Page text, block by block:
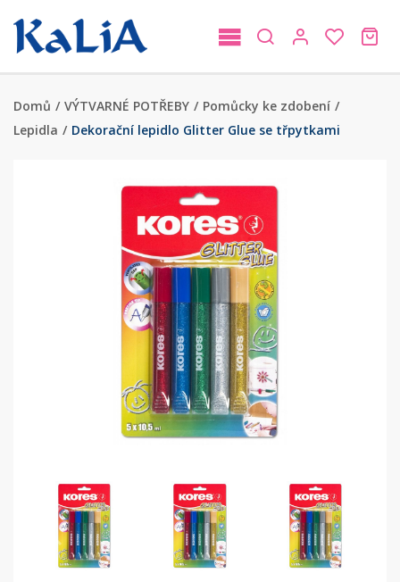
Domů / VÝTVARNÉ POTŘEBY / Pomůcky ke zdobení /
Lepidla / Dekorační lepidlo Glitter Glue se třpytkami